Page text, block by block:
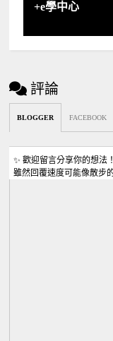
+e學中心
評論
BLOGGER FACEBOOK
✨ 歡迎留言分享你的想法！
雖然回覆速度可能像散步